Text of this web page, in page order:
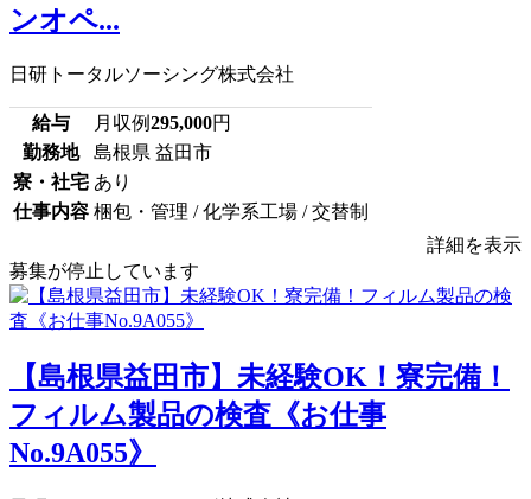
ンオペ...
日研トータルソーシング株式会社
給与 月収例295,000円
勤務地
島根県 益田市
寮・社宅 あり
仕事内容 梱包・管理 / 化学系工場 / 交替制
詳細を表示
募集が停止しています
【島根県益田市】未経験OK！寮完備！
フィルム製品の検査《お仕事
No.9A055》